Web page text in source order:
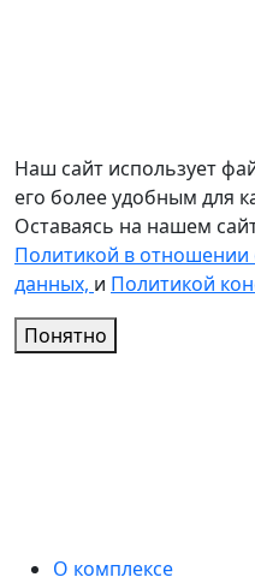
Наш сайт использует
его более удобным для
Оставаясь на нашем
Политикой в
данных, и Политикой
Понятно
О комплексе